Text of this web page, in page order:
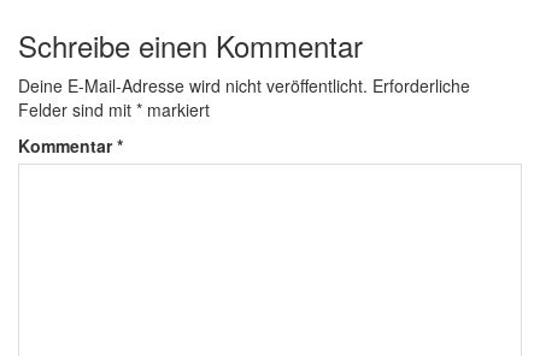
Schreibe einen Kommentar
Deine E-Mail-Adresse wird nicht veröffentlicht. Erforderliche
Felder sind mit * markiert
Kommentar*